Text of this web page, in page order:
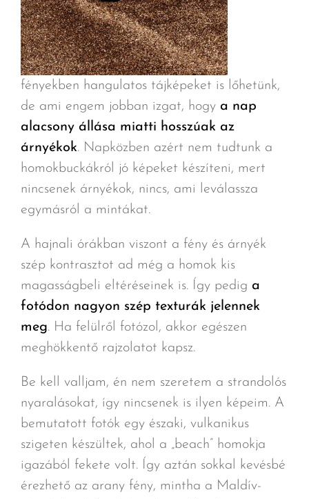
fényekben hangulatos tájképeket is lőhetünk,
de ami engem jobban izgat, hogy a nap
alacsony állása miatti hosszúak az
árnyékok. Napközben azért nem tudtunk a
homokbuckákról jó képeket készíteni, mert
nincsenek árnyékok, nincs, ami leválassza
egymásról a mintákat.
A hajnali órákban viszont a fény és árnyék
szép kontrasztot ad még a homok kis
magasságbeli eltéréseinek is. Így pedig a
fotódon nagyon szép texturák jelennek
meg. Ha felülről fotózol, akkor egészen
meghökkentő rajzolatot kapsz.
Be kell valljam, én nem szeretem a strandolós
nyaralásokat, így nincsenek is ilyen képeim. A
bemutatott fotók egy északi, vulkanikus
szigeten készültek, ahol a „beach” homokja
igazából fekete volt. Így aztán sokkal kevésbé
érezhető az arany fény, mintha a Maldív-